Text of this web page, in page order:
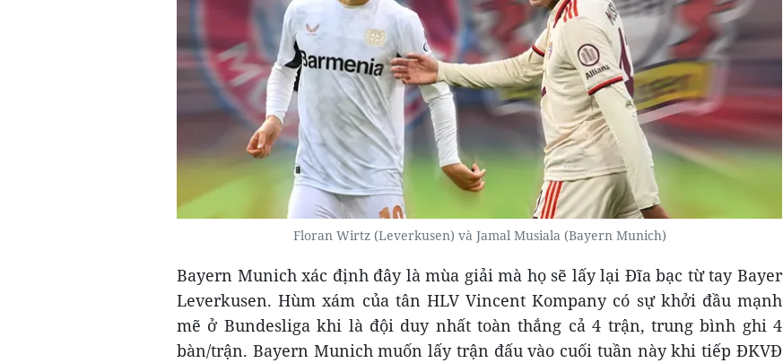
Floran Wirtz (Leverkusen) và Jamal Musiala (Bayern Munich)
Bayern Munich xác định đây là mùa giải mà họ sẽ lấy lại Đĩa bạc từ tay Bayer
Leverkusen. Hùm xám của tân HLV Vincent Kompany có sự khởi đầu mạnh
mẽ ở Bundesliga khi là đội duy nhất toàn thắng cả 4 trận, trung bình ghi 4
bàn/trận. Bayern Munich muốn lấy trận đấu vào cuối tuần này khi tiếp ĐKVĐ